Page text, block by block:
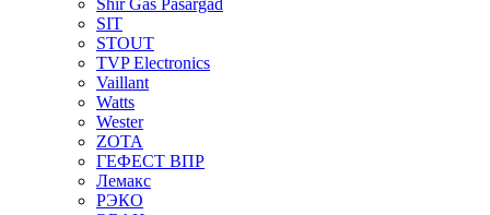
Shir Gas Pasargad
SIT
STOUT
TVP Electronics
Vaillant
Watts
Wester
ZOTA
ГЕФЕСТ ВПР
Лемакс
РЭКО